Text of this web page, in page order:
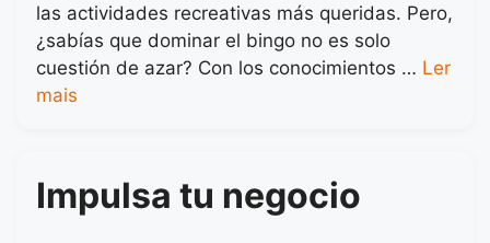
las actividades recreativas más queridas. Pero,
¿sabías que dominar el bingo no es solo
cuestión de azar? Con los conocimientos … Ler
mais
Impulsa tu negocio